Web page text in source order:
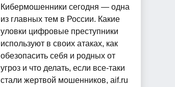
Кибермошенники сегодня — одна
из главных тем в России. Какие
уловки цифровые преступники
используют в своих атаках, как
обезопасить себя и родных от
угроз и что делать, если все-таки
стали жертвой мошенников, aif.ru